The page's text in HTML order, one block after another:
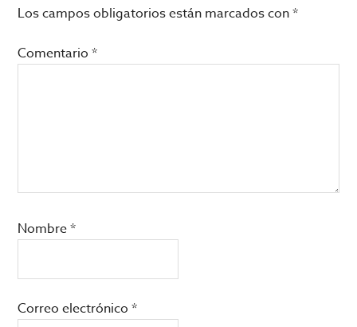
los
lectores
Los campos obligatorios están marcados con*
Comentario*
Nombre*
Correo electrónico*